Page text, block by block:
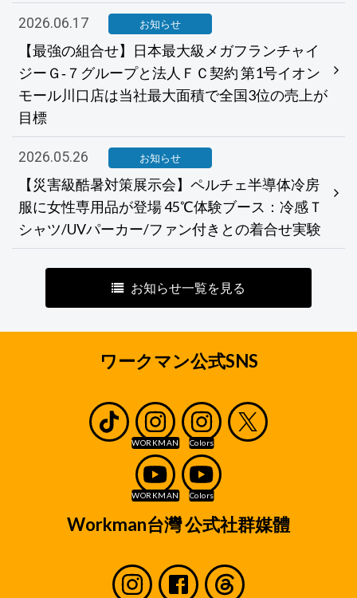
2026.06.17 お知らせ
【最強の組合せ】日本最大級メガフランチャイ
ジーＧ‐７グループと法人ＦＣ契約 第1号イオン
モール川口店は当社最大面積で全国3位の売上が
目標
2026.05.26 お知らせ
【災害級酷暑対策展示会】ペルチェ半導体冷房
服に女性専用品が登場 45℃体験ブース：冷感Ｔ
シャツ/UVパーカー/ファン付きとの着合せ実験
お知らせ一覧を見る
ワークマン公式SNS
Workman台灣 公式社群媒體